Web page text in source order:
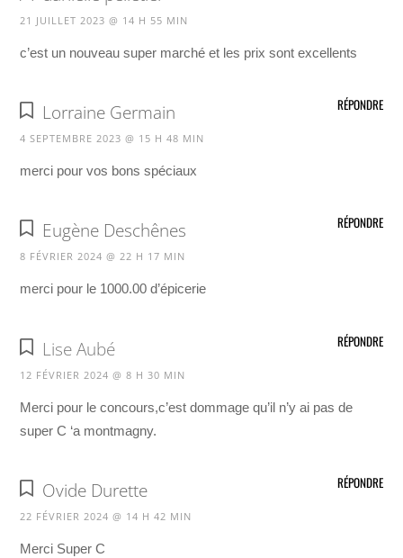
21 JUILLET 2023 @ 14 H 55 MIN
c’est un nouveau super marché et les prix sont excellents
Lorraine Germain
4 SEPTEMBRE 2023 @ 15 H 48 MIN
merci pour vos bons spéciaux
RÉPONDRE
Eugène Deschênes
8 FÉVRIER 2024 @ 22 H 17 MIN
merci pour le 1000.00 d’épicerie
RÉPONDRE
Lise Aubé
12 FÉVRIER 2024 @ 8 H 30 MIN
Merci pour le concours,c’est dommage qu’il n’y ai pas de
super C ‘a montmagny.
RÉPONDRE
Ovide Durette
22 FÉVRIER 2024 @ 14 H 42 MIN
Merci Super C
RÉPONDRE